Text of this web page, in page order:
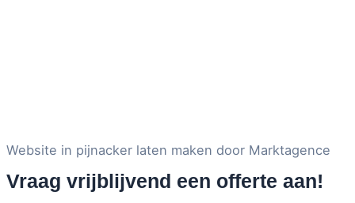
Website in pijnacker laten maken door Marktagence
Vraag vrijblijvend een offerte aan!